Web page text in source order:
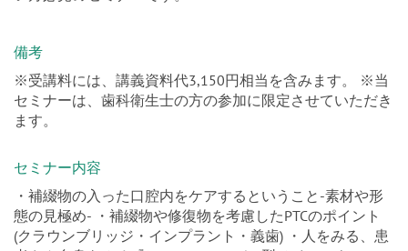
備考
※受講料には、講義資料代3,150円相当を含みます。 ※当
セミナーは、歯科衛生士の方の参加に限定させていただき
ます。
セミナー内容
・補綴物の入った口腔内をケアするということ-素材や形
態の見極め- ・補綴物や修復物を考慮したPTCのポイント
(クラウンブリッジ・インプラント・義歯) ・人をみる、患